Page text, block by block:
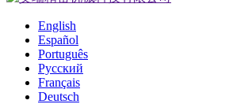
English
Español
Português
Pусский
Français
Deutsch